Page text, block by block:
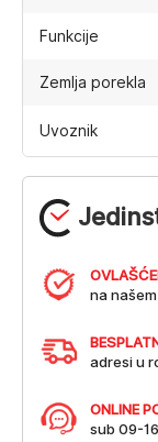
na
adresi u
ONLINE
sub 09-
Funkcije
Zemlja porekla
Uvoznik